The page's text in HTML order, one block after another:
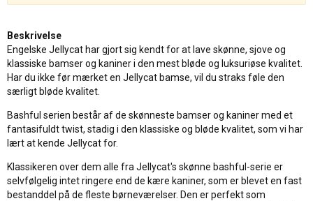
Beskrivelse
Engelske Jellycat har gjort sig kendt for at lave skønne, sjove og
klassiske bamser og kaniner i den mest bløde og luksuriøse kvalitet.
Har du ikke før mærket en Jellycat bamse, vil du straks føle den
særligt bløde kvalitet.
Bashful serien består af de skønneste bamser og kaniner med et
fantasifuldt twist, stadig i den klassiske og bløde kvalitet, som vi har
lært at kende Jellycat for.
Klassikeren over dem alle fra Jellycat's skønne bashful-serie er
selvfølgelig intet ringere end de kære kaniner, som er blevet en fast
bestanddel på de fleste børneværelser. Den er perfekt som